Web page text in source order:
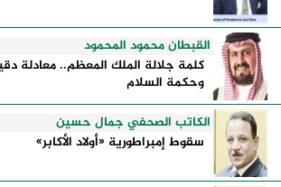
القبطان محمود المحمود
كلمة جلالة الملك المعظم.. معادلة
وحكمة السلام
الكاتب الصحفي جمال حسين
سقوط إمبراطورية «أولاد الأكابر»